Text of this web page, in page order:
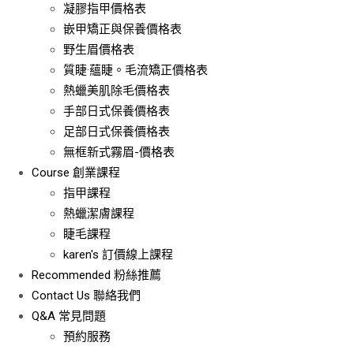
凝膠指甲價格表
嵌甲矯正與保養價格表
野生眉價格表
質睫·蘊睫。毛流矯正價格表
熱蠟美肌除毛價格表
手部日式保養價格表
足部日式保養價格表
無框新式霧眉-價格表
Course 創業課程
指甲課程
熱蠟潔膚課程
睫毛課程
karen's 訂價線上課程
Recommended 粉絲推薦
Contact Us 聯絡我們
Q&A 常見問題
預約服務